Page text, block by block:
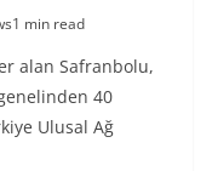
1 min read
alan Safranbolu,
40
Ulusal Ağ